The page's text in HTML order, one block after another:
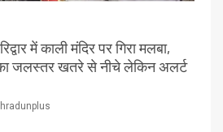
में काली मंदिर पर गिरा मलबा,
जलस्तर खतरे से नीचे लेकिन अलर्ट